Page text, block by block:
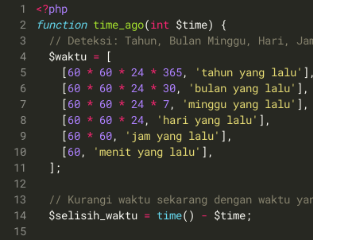
<?php
function time_ago(int $time) {
// Deteksi: Tahun, Bulan Minggu, Hari, Jam,
  $waktu
= [
    [
60 * 60 * 24 * 365, 'tahun yang lalu' ],
    [
60 * 60 * 24 * 30, 'bulan yang lalu' ],
    [
60 * 60 * 24 * 7, 'minggu yang lalu' ],
    [
60 * 60 * 24, 'hari yang lalu' ],
    [
60 * 60, 'jam yang lalu' ],
    [
60, 'menit yang lalu' ],
  ];
// Kurangi waktu sekarang dengan waktu yang
  $selisih_waktu
= time() - $time;